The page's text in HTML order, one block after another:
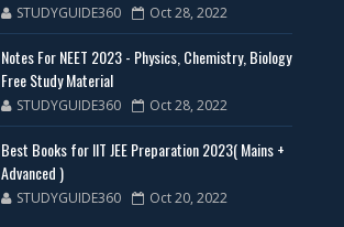
STUDYGUIDE360 Oct 28, 2022
Notes For NEET 2023 - Physics, Chemistry, Biology
Free Study Material
STUDYGUIDE360 Oct 28, 2022
Best Books for IIT JEE Preparation 2023( Mains +
Advanced )
STUDYGUIDE360 Oct 20, 2022